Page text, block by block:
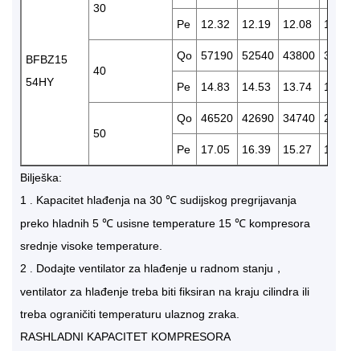
BFBZ15
54HY
30
Pe 12.32 12.19 12.08 11.53
40
Qo 57190 52540 43800 36200
Pe 14.83 14.53 13.74 12.86
50
Qo 46520 42690 34740 28610
Pe 17.05 16.39 15.27 14.03
Bilješka:
1
Kapacitet hlađenja na 30 ℃ sudijskog pregrijavanja
preko hladnih 5 ℃ usisne temperature 15 ℃ kompresora
srednje visoke temperature.
2
Dodajte ventilator za hlađenje u radnom stanju，
ventilator za hlađenje treba biti fiksiran na kraju cilindra ili
treba ograničiti temperaturu ulaznog zraka.
RASHLADNI KAPACITET KOMPRESORA